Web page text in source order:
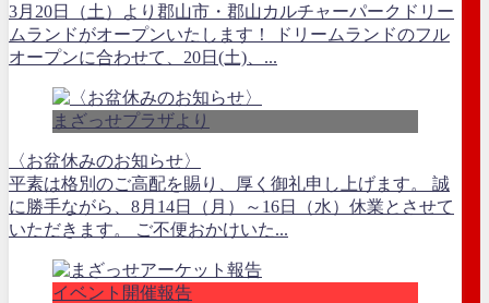
3月20日（土）より郡山市・郡山カルチャーパークドリー
ムランドがオープンいたします！ ドリームランドのフル
オープンに合わせて、20日(土)、...
まざっせプラザより
〈お盆休みのお知らせ〉
平素は格別のご高配を賜り、厚く御礼申し上げます。 誠
に勝手ながら、8月14日（月）～16日（水）休業とさせて
いただきます。 ご不便おかけいた...
イベント開催報告